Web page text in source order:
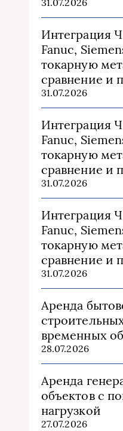
31.07.2026
Интеграция
Fanuc,
токарную
сравнение и
31.07.2026
Интеграция
Fanuc,
токарную
сравнение и
31.07.2026
Интеграция
Fanuc,
токарную
сравнение и
31.07.2026
Аренда
временных
28.07.2026
Аренда
объектов с
нагрузкой
27.07.2026